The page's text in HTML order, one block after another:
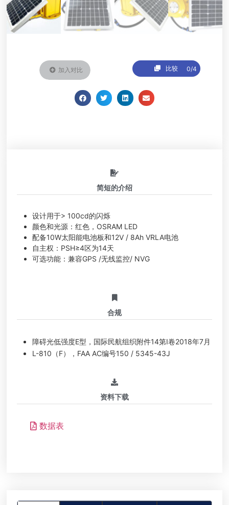
加入对比 比较 0/4
简短的介绍
设计用于> 100cd的闪烁
颜色和光源：红色，OSRAM LED
配备10W太阳能电池板和12V / 8Ah VRLA电池
自主权：PSH≥4区为14天
可选功能：兼容GPS /无线监控/ NVG
合规
障碍光低强度E型，国际民航组织附件14第I卷2018年7月
L-810（F），FAA AC编号150 / 5345-43J
资料下载
数据表